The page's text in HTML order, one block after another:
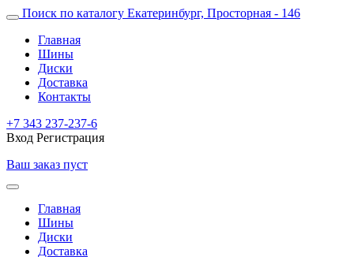
Поиск по каталогу Екатеринбург, Просторная - 146
Главная
Шины
Диски
Доставка
Контакты
+7 343 237-237-6
Вход Регистрация
Ваш заказ пуст
Главная
Шины
Диски
Доставка